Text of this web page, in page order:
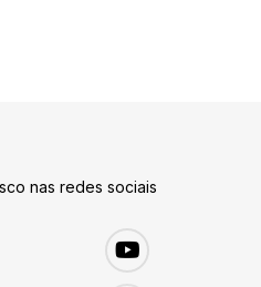
nas redes sociais